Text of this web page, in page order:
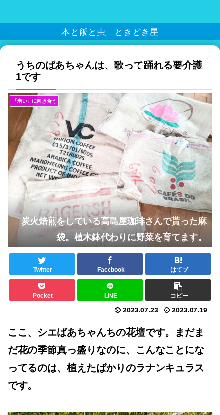
本と飯と虫 ときどき星
うちのばあちゃんは、歌って踊れる要介護
1です
「老い」に向き合う
炭火焙煎をしている高島屋珈琲さんで貰った麻
袋。植木鉢代わりに野菜を育てます。
Twitter Facebook はてブ
Pocket LINE コピー
2023.07.23 2023.07.19
ここ、シエばあちゃんちの花壇です。まだま
だ花の季節真っ盛りなのに、こんなことにな
ってるのは、植えたばかりのラナンキュラス
です。